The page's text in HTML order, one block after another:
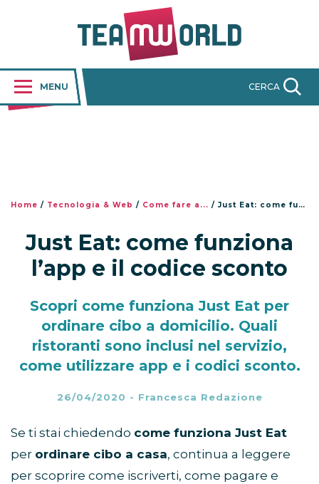
MENU CERCA
Home / Tecnologia & Web / Come fare a... / Just Eat: come funziona l’app e il codice sconto
Just Eat: come funziona
l’app e il codice sconto
Scopri come funziona Just Eat per
ordinare cibo a domicilio. Quali
ristoranti sono inclusi nel servizio,
come utilizzare app e i codici sconto.
26/04/2020 - Francesca Redazione
Se ti stai chiedendo come funziona Just Eat
per ordinare cibo a casa, continua a leggere
per scoprire come iscriverti, come pagare e